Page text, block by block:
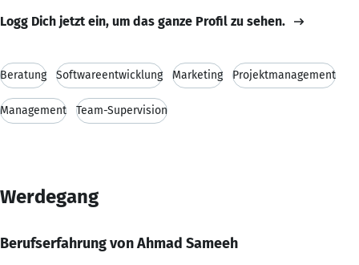
Logg Dich jetzt ein, um das ganze Profil zu sehen.
Beratung Softwareentwicklung Marketing Projektmanagement
Management Team-Supervision
Werdegang
Berufserfahrung von Ahmad Sameeh